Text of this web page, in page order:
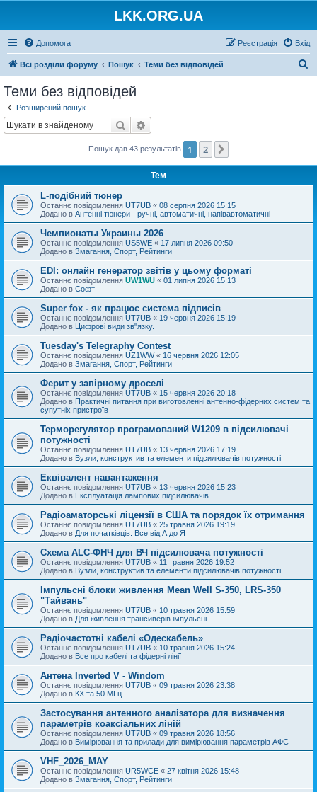
LKK.ORG.UA
Допомога Вхід
Реєстрація
Всі розділи форуму Пошук Теми без відповідей
Теми без відповідей
Розширений пошук
Пошук
Пошук дав 43 результатів 1 2
Тем
L-подібний тюнер
Останнє повідомлення UT7UB « 08 серпня 2026 15:15
Додано в Антенні тюнери - ручні, автоматичні, напівавтоматичні
Чемпионаты Украины 2026
Останнє повідомлення US5WE « 17 липня 2026 09:50
Додано в Змагання, Спорт, Рейтинги
EDI: онлайн генератор звітів у цьому форматі
Останнє повідомлення UW1WU « 01 липня 2026 15:13
Додано в Софт
Super fox - як працює система підписів
Останнє повідомлення UT7UB « 19 червня 2026 15:19
Додано в Цифрові види зв"язку.
Tuesday's Telegraphy Contest
Останнє повідомлення UZ1WW« 16 червня 2026 12:05
Додано в Змагання, Спорт, Рейтинги
Ферит у запірному дроселі
Останнє повідомлення UT7UB « 15 червня 2026 20:18
Додано в Практичні питання при виготовленні антенно-фідерних систем та
супутніх пристроїв
Терморегулятор програмований W1209 в підсилювачі
потужності
Останнє повідомлення UT7UB « 13 червня 2026 17:19
Додано в Вузли, конструктив та елементи підсилювачів потужності
Еквівалент навантаження
Останнє повідомлення UT7UB « 13 червня 2026 15:23
Додано в Експлуатація лампових підсилювачів
Радіоаматорські ліцензії в США та порядок їх отримання
Останнє повідомлення UT7UB « 25 травня 2026 19:19
Додано в Для початківців. Все від А до Я
Схема ALC-ФНЧ для ВЧ підсилювача потужності
Останнє повідомлення UT7UB « 11 травня 2026 19:52
Додано в Вузли, конструктив та елементи підсилювачів потужності
Імпульсні блоки живлення Mean Well S-350, LRS-350
"Тайвань"
Останнє повідомлення UT7UB « 10 травня 2026 15:59
Додано в Для живлення трансиверів імпульсні
Радіочастотні кабелі «Одескабель»
Останнє повідомлення UT7UB « 10 травня 2026 15:24
Додано в Все про кабелі та фідерні лінії
Антена Inverted V - Windom
Останнє повідомлення UT7UB « 09 травня 2026 23:38
Додано в КХ та 50 МГц
Застосування антенного аналізатора для визначення
параметрів коаксіальних ліній
Останнє повідомлення UT7UB « 09 травня 2026 18:56
Додано в Вимірювання та прилади для вимірювання параметрів АФС
VHF_2026_MAY
Останнє повідомлення UR5WCE « 27 квітня 2026 15:48
Додано в Змагання, Спорт, Рейтинги